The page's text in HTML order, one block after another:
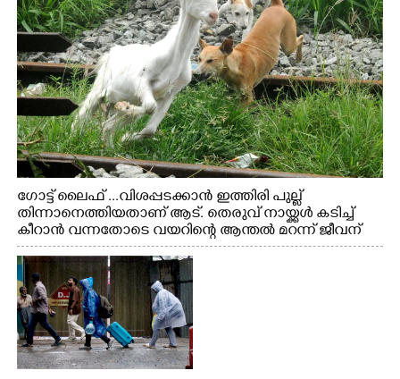
ഗോട്ട് ലൈഫ് ...വിശപ്പടക്കാൻ ഇത്തിരി പുല്ല്
തിന്നാനെത്തിയതാണ് ആട്. തെരുവ് നായ്ക്കൾ കടിച്ച്
കീറാൻ വന്നതോടെ വയറിന്റെ ആന്തൽ മറന്ന് ജീവന്
വേണ്ടിയായി ഓട്ടം. എറണാകുളം വാത്തുരുത്തിയിൽ
നിന്നുള്ള കാഴ്ച